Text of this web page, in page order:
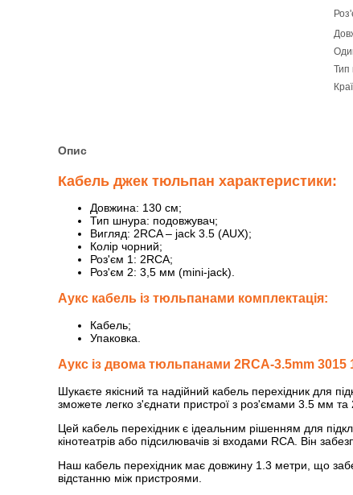
Тип
Опис
Кабель джек тюльпан характеристики:
Довжина: 130 см;
Тип шнура: подовжувач;
Вигляд: 2RCA – jack 3.5 (AUX);
Колір чорний;
Роз'єм 1: 2RCA;
Роз'єм 2: 3,5 мм (mini-jack).
Аукс кабель із тюльпанами комплектація:
Кабель;
Упаковка.
Аукс із двома тюльпанами 2RCA-3.5mm 3015
Шукаєте якісний та надійний кабель перехідник для
зможете легко з'єднати пристрої з роз'ємами 3.5 мм
Цей кабель перехідник є ідеальним рішенням для
кінотеатрів або підсилювачів зі входами RCA. Він
Наш кабель перехідник має довжину 1.3 метри, що
відстанню між пристроями.